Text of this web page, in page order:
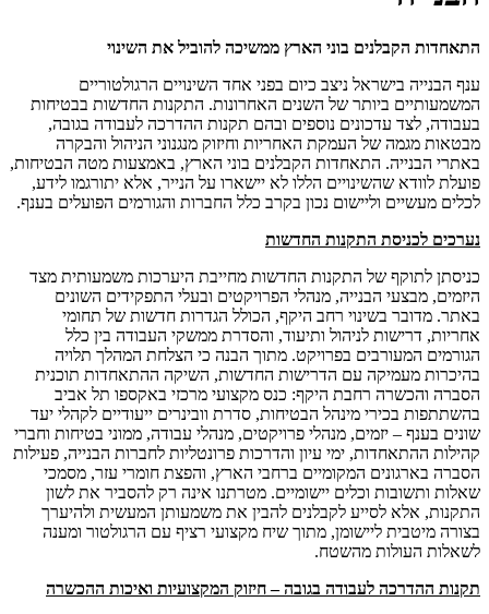
התאחדות הקבלנים בוני הארץ ממשיכה להוביל את השינוי
ענף הבנייה בישראל ניצב כיום בפני אחד השינויים הרגולטוריים
המשמעותיים ביותר של השנים האחרונות. התקנות החדשות בבטיחות
בעבודה, לצד עדכונים נוספים ובהם תקנות ההדרכה לעבודה בגובה,
מבטאות מגמה של העמקת האחריות וחיזוק מנגנוני הניהול והבקרה
באתרי הבנייה. התאחדות הקבלנים בוני הארץ, באמצעות מטה הבטיחות,
פועלת לוודא שהשינויים הללו לא יישארו על הנייר, אלא יתורגמו לידע,
לכלים מעשיים וליישום נכון בקרב כלל החברות והגורמים הפועלים בענף.
נערכים לכניסת התקנות החדשות
כניסתן לתוקף של התקנות החדשות מחייבת היערכות משמעותית מצד
היזמים, מבצעי הבנייה, מנהלי הפרויקטים ובעלי התפקידים השונים
באתר. מדובר בשינוי רחב היקף, הכולל הגדרות חדשות של תחומי
אחריות, דרישות לניהול ותיעוד, והסדרת ממשקי העבודה בין כלל
הגורמים המעורבים בפרויקט. מתוך הבנה כי הצלחת המהלך תלויה
בהיכרות מעמיקה עם הדרישות החדשות, השיקה ההתאחדות תוכנית
הסברה והכשרה רחבת היקף: כנס מקצועי מרכזי באקספו תל אביב
בהשתתפות בכירי מינהל הבטיחות, סדרת וובינרים ייעודיים לקהלי יעד
שונים בענף – יזמים, מנהלי פרויקטים, מנהלי עבודה, ממוני בטיחות וחברי
קהילות ההתאחדות, ימי עיון והדרכות פרונטליות לחברות הבנייה, פעילות
הסברה בארגונים המקומיים ברחבי הארץ, והפצת חומרי עזר, מסמכי
שאלות ותשובות וכלים יישומיים. מטרתנו אינה רק להסביר את לשון
התקנות, אלא לסייע לקבלנים להבין את משמעותן המעשית ולהיערך
בצורה מיטבית ליישומן, מתוך שיח מקצועי רציף עם הרגולטור ומענה
לשאלות העולות מהשטח.
תקנות ההדרכה לעבודה בגובה – חיזוק המקצועיות ואיכות ההכשרה